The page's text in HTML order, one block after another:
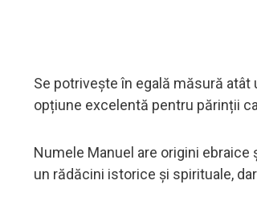
Se potrivește în egală măsură
opțiune excelentă pentru părinții
Numele Manuel are origini ebraice
un rădăcini istorice și spirituale,